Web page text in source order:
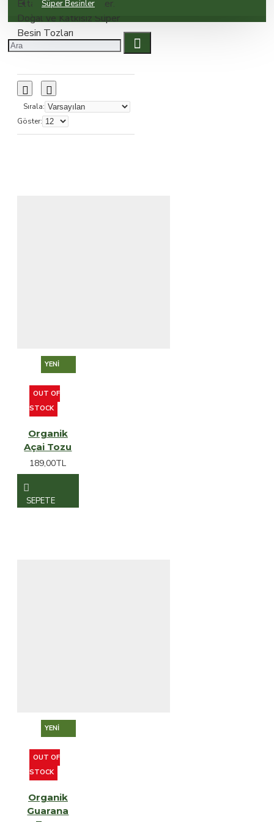
Süper Besinler
Eltabia Süper Besinler.
Doğal ve Katkısız Süper
Besin Tozları
Sırala:
Göster:
YENI
OUT OF
STOCK
Organik
Açai Tozu
189,00TL
SEPETE
YENI
OUT OF
STOCK
Organik
Guarana